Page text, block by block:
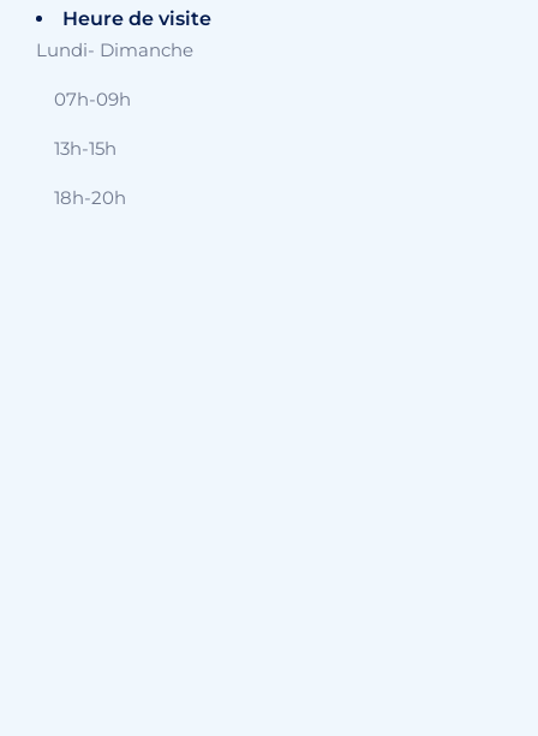
Heure de visite
Lundi- Dimanche
07h-09h
13h-15h
18h-20h